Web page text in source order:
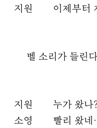
지원
이제부터
벨 소리가 들린
지원
누가 왔나
소영
빨리 왔